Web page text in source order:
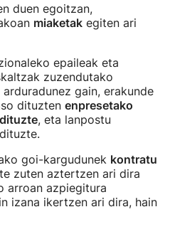
duen egoitzan,
miaketak egiten ari
epaileak eta
zuzendutako
gain, erakunde
dituzten enpresetako
, eta lanpostu
goi-kargudunek kontratu
zuten aztertzen ari dira
arroan azpiegitura
izana ikertzen ari dira, hain